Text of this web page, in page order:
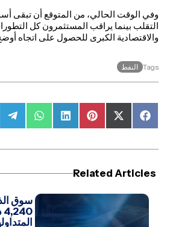
وفي الوقت الحالي، من المتوقع أن تبقى
التقلب بينما يراقب المستثمرون كل
والاقتصادية الكبرى للحصول على اتجاه
Tags النفط
Share
on
Share
on
(Twitter)
Share
on
Share
on
Share
on
on
Related Articles
سوق